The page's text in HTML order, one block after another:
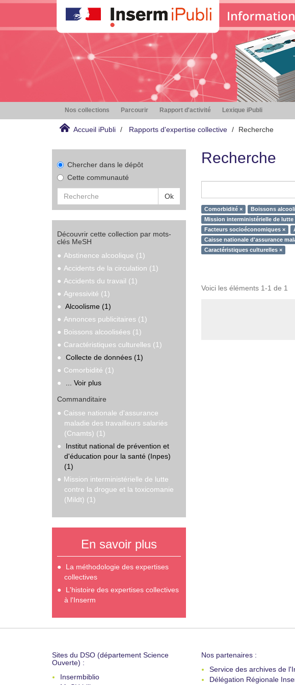
Nos collections Parcourir Rapport d'activité Lexique iPubli
Accueil iPubli Rapports d'expertise collective Recherche
Chercher dans le dépôt
Cette communauté
Ok
Découvrir cette collection par mots-
clés MeSH
Abstinence alcoolique (1)
Accidents de la circulation (1)
Accidents du travail (1)
Agressivité (1)
Alcoolisme (1)
Annonces publicitaires (1)
Boissons alcoolisées (1)
Caractéristiques culturelles (1)
Collecte de données (1)
Comorbidité (1)
... Voir plus
Commanditaire
Caisse nationale d'assurance
maladie des travailleurs salariés
(Cnamts) (1)
Institut national de prévention et
d'éducation pour la santé (Inpes)
(1)
Mission interministérielle de lutte
contre la drogue et la toxicomanie
(Mildt) (1)
En savoir plus
La méthodologie des expertises
collectives
L'histoire des expertises collectives
à l'Inserm
Recherche
Comorbidité × Boissons
Mission interministérielle de
Facteurs socioéconomiques ×
Caisse nationale d'assurance
Caractéristiques culturelles ×
Voici les éléments 1-1 de 1
Sites du DSO (département Science
Ouverte) :
Insermbiblio
Nos partenaires :
Service des archives de
Délégation Régionale